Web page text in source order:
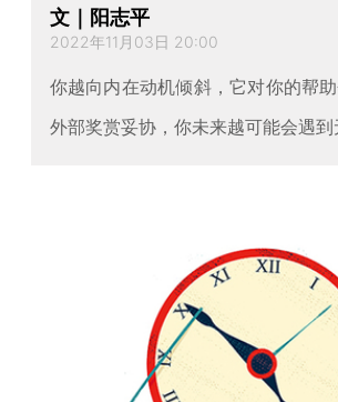
文｜阳志平
2022年11月03日 20:00
你越向内在动机倾斜，它对你的帮
外部奖赏妥协，你未来越可能会遇